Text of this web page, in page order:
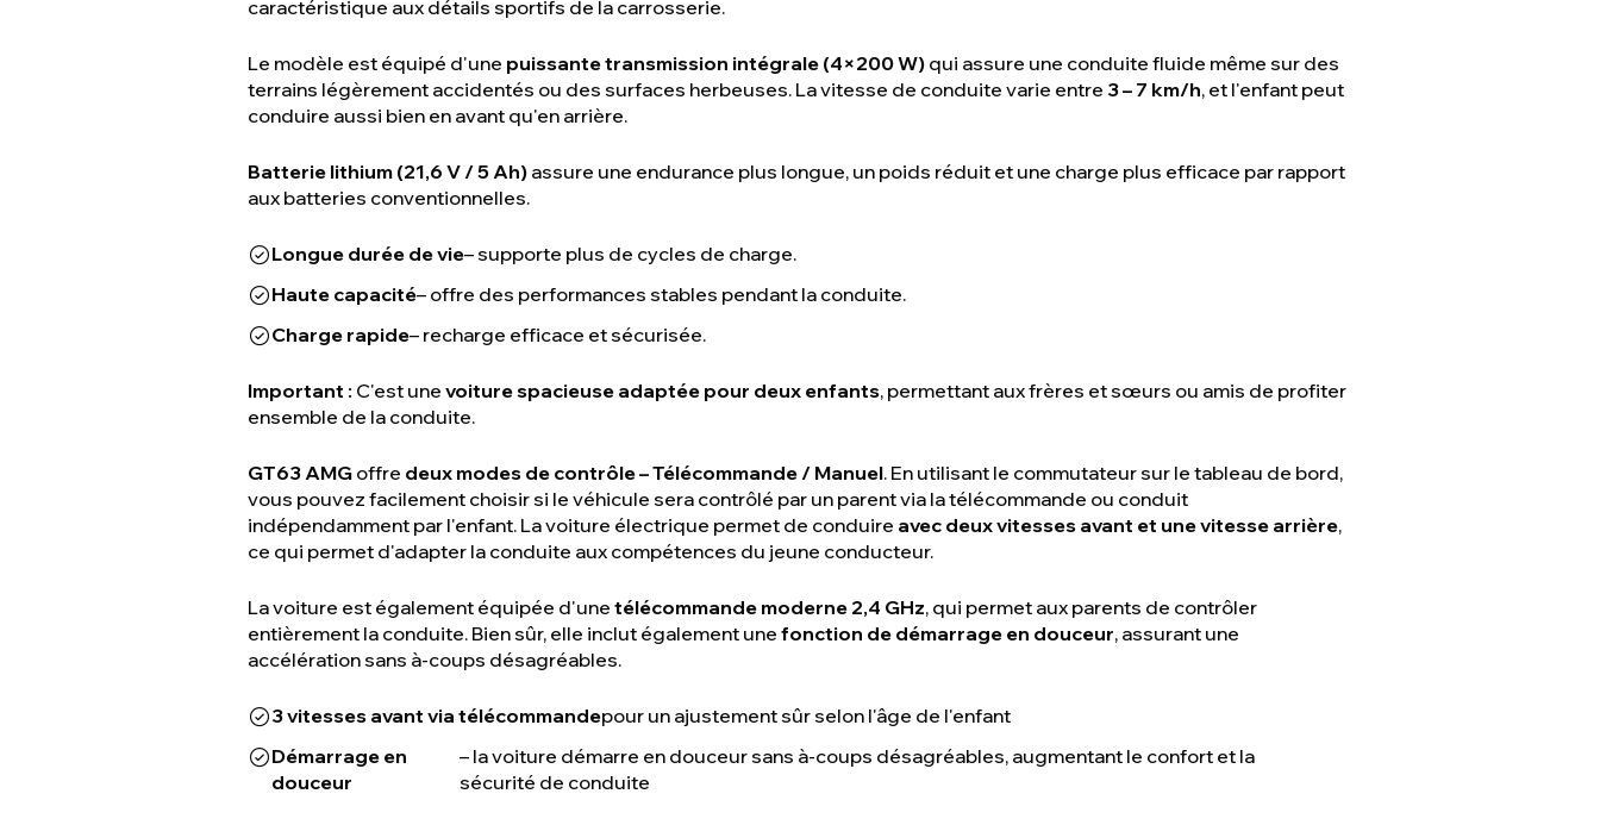
caractéristique aux détails sportifs de la carrosserie.
Le modèle est équipé d'une puissante transmission intégrale (4×200 W) qui assure une conduite fluide même sur des
terrains légèrement accidentés ou des surfaces herbeuses. La vitesse de conduite varie entre 3 – 7 km/h, et l'enfant peut
conduire aussi bien en avant qu'en arrière.
Batterie lithium (21,6 V / 5 Ah) assure une endurance plus longue, un poids réduit et une charge plus efficace par rapport
aux batteries conventionnelles.
Longue durée de vie– supporte plus de cycles de charge.
Haute capacité– offre des performances stables pendant la conduite.
Charge rapide– recharge efficace et sécurisée.
Important : C'est une voiture spacieuse adaptée pour deux enfants, permettant aux frères et sœurs ou amis de profiter
ensemble de la conduite.
GT63 AMG offre deux modes de contrôle – Télécommande / Manuel. En utilisant le commutateur sur le tableau de bord,
vous pouvez facilement choisir si le véhicule sera contrôlé par un parent via la télécommande ou conduit
indépendamment par l'enfant. La voiture électrique permet de conduire avec deux vitesses avant et une vitesse arrière,
ce qui permet d'adapter la conduite aux compétences du jeune conducteur.
La voiture est également équipée d'une télécommande moderne 2,4 GHz, qui permet aux parents de contrôler
entièrement la conduite. Bien sûr, elle inclut également une fonction de démarrage en douceur, assurant une
accélération sans à-coups désagréables.
3 vitesses avant via télécommandepour un ajustement sûr selon l'âge de l'enfant
Démarrage en
douceur
– la voiture démarre en douceur sans à-coups désagréables, augmentant le confort et la
sécurité de conduite